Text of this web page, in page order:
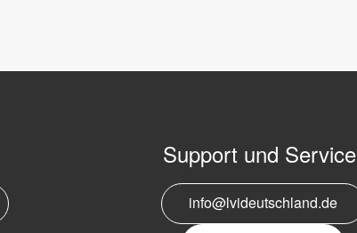
Support und Service
info@lvideutschland.de